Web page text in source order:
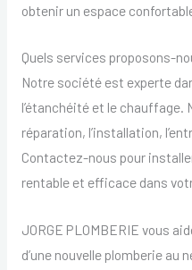
obtenir un espace
Quels services proposons-
Notre société est experte
l’étanchéité et le chauffage.
réparation, l’installation,
Contactez-nous pour
rentable et efficace dans
JORGE PLOMBERIE vous
d’une nouvelle plomberie au